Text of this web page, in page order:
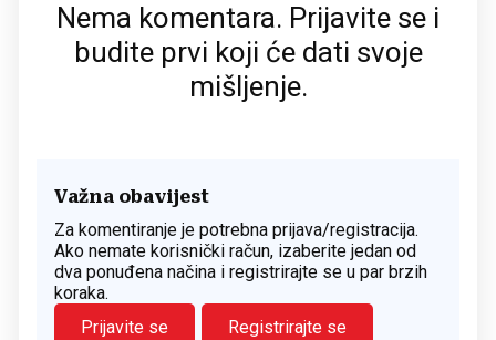
Nema komentara. Prijavite se i
budite prvi koji će dati svoje
mišljenje.
Važna obavijest
Za komentiranje je potrebna prijava/registracija.
Ako nemate korisnički račun, izaberite jedan od
dva ponuđena načina i registrirajte se u par brzih
koraka.
Prijavite se
Registrirajte se